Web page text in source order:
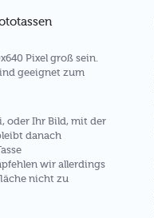
Pixel groß sein.
geeignet zum
oder Ihr Bild, mit der
danach
wir allerdings
nicht zu